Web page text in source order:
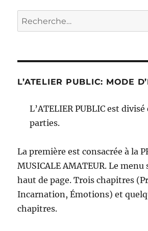
Recherche
pour :
L’ATELIER PUBLIC: MODE
L’ATELIER PUBLIC est
parties.
La première est consacrée à la
MUSICALE AMATEUR. Le
haut de page. Trois chapitres
Incarnation, Émotions) et
chapitres.